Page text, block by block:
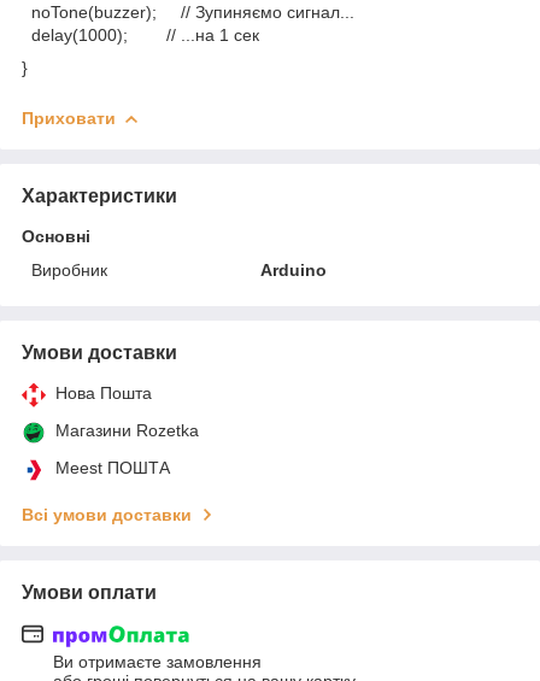
noTone(buzzer); // Зупиняємо сигнал...
delay(1000); // ...на 1 сек
}
Приховати
Характеристики
Основні
Виробник
Arduino
Умови доставки
Нова Пошта
Магазини Rozetka
Meest ПОШТА
Всі умови доставки
Умови оплати
Ви отримаєте замовлення